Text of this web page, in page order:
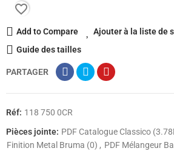
favorite_border
Add to Compare
Ajouter à la liste de
Guide des tailles
PARTAGER
Réf: 118 750 0CR
Pièces jointe: PDF Catalogue Classico
Finition Metal Bruma (0)
PDF Mélangeur